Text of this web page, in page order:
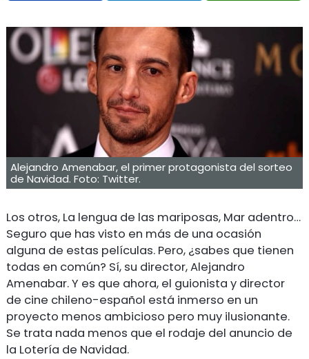
Alejandro Amenabar, el primer protagonista del sorteo
de Navidad. Foto: Twitter.
Los otros, La lengua de las mariposas, Mar adentro…
Seguro que has visto en más de una ocasión
alguna de estas películas. Pero, ¿sabes que tienen
todas en común? Sí, su director, Alejandro
Amenabar. Y es que ahora, el guionista y director
de cine chileno-español está inmerso en un
proyecto menos ambicioso pero muy ilusionante.
Se trata nada menos que el rodaje del anuncio de
la Lotería de Navidad.